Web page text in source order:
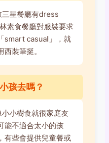
星餐廳有dress
素食餐廳對服裝要求
smart casual」，就
裝筆挺。
孩去嗎？
小樹食就很家庭友
能不適合太小的孩
有些會提供兒童餐或